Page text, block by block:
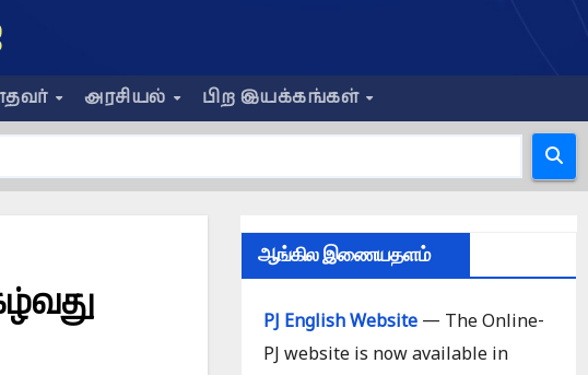
அரசியல் பிற இயக்கங்கள்
ஆங்கில இணையதளம்
PJ English Website— The Online-
PJ website is now available in